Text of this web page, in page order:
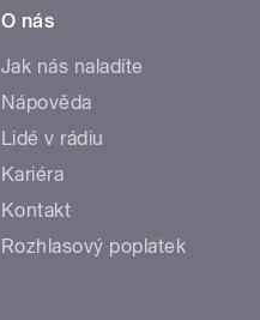
O nás
Jak nás naladíte
Nápověda
Lidé v rádiu
Kariéra
Kontakt
Rozhlasový poplatek